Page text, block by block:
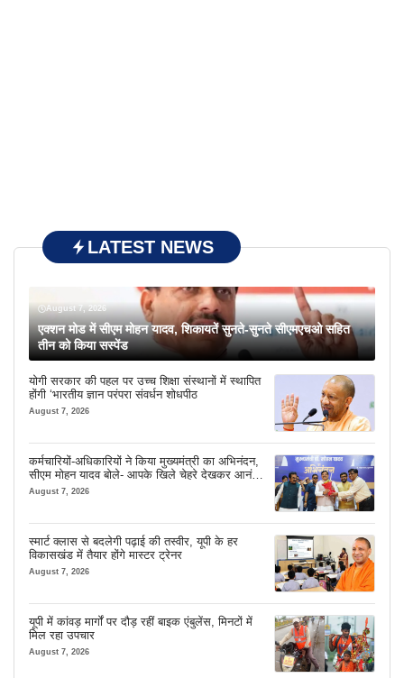
LATEST NEWS
August 7, 2026
एक्शन मोड में सीएम मोहन यादव, शिकायतें सुनते-सुनते सीएमएचओ सहित
तीन को किया सस्पेंड
योगी सरकार की पहल पर उच्च शिक्षा संस्थानों में स्थापित
होंगी ‘भारतीय ज्ञान परंपरा संवर्धन शोधपीठ
August 7, 2026
कर्मचारियों-अधिकारियों ने किया मुख्यमंत्री का अभिनंदन,
सीएम मोहन यादव बोले- आपके खिले चेहरे देखकर आनंद
आता है
August 7, 2026
स्मार्ट क्लास से बदलेगी पढ़ाई की तस्वीर, यूपी के हर
विकासखंड में तैयार होंगे मास्टर ट्रेनर
August 7, 2026
यूपी में कांवड़ मार्गों पर दौड़ रहीं बाइक एंबुलेंस, मिनटों में
मिल रहा उपचार
August 7, 2026